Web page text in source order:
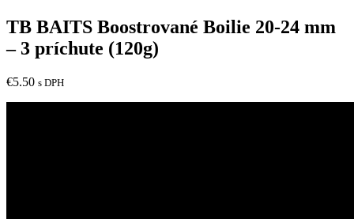
TB BAITS Boostrované Boilie 20-24 mm
– 3 príchute (120g)
€5.50 s DPH